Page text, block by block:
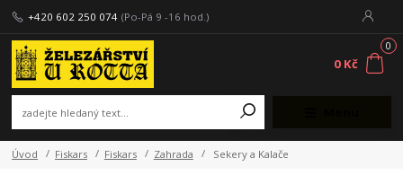
+420 602 250 074 (Po-Pá 9 -16 hod.)
0
0 Kč
Úvod Fiskars Fiskars Zahrada Sekery a Kalače